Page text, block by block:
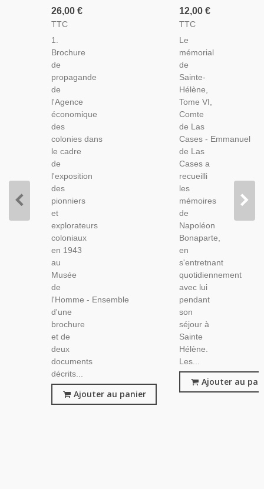
Coloniale,
Ticket
Exposition
Et
Brochure
Pionners
Et
Explorateurs
Coloniaux,
1943 -
Trains,
Empire
Colonial
26,00 €
TTC
1.
Brochure
de
propagande
de
l'Agence
économique
des
colonies dans
le cadre
de
l'exposition
des
pionniers
et
explorateurs
coloniaux
en 1943
au
Musée
de
l'Homme - Ensemble
d'une
brochure
et de
deux
documents
décrits...
Ajouter au panier
Mémorial
De
Hélène,
T6,
Comte
De Las
Cases -
Histoire
Ier
Empire,
Biographie
Mémoires
De
Napoléon
En Exil
12,00 €
TTC
Le
mémorial
de
Sainte-
Hélène,
Tome VI,
Comte
de Las
Cases - Emmanuel
de Las
Cases a
recueilli
les
mémoires
de
Napoléon
Bonaparte,
en
s'entretnant
quotidiennement
avec lui
pendant
son
séjour à
Sainte
Hélène.
Les...
Ajouter au